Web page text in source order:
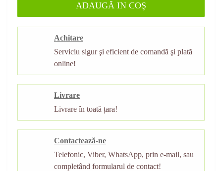
ADAUGĂ IN COŞ
Achitare
Serviciu sigur şi eficient de comandă şi plată
online!
Livrare
Livrare în toată țara!
Contactează-ne
Telefonic, Viber, WhatsApp, prin e-mail, sau
completând formularul de contact!